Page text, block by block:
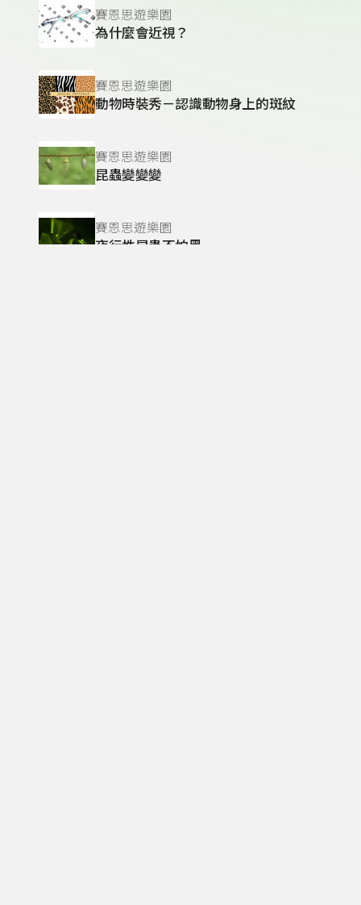
賽恩思遊樂園
為什麼會近視？
賽恩思遊樂園
動物時裝秀－認識動物身上的斑紋
賽恩思遊樂園
昆蟲變變變
賽恩思遊樂園
夜行性昆蟲不怕黑